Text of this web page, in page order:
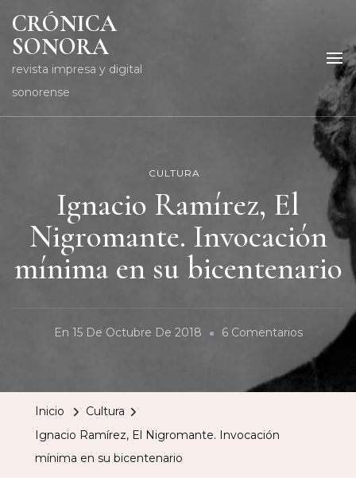
CRÓNICA
SONORA
revista impresa y digital
sonorense
CULTURA
Ignacio Ramírez, El
Nigromante. Invocación
mínima en su bicentenario
En 15 De Octubre De 2018 6 ComentariosEn
Ignacio
Inicio
Cultura
Ignacio Ramírez, El Nigromante. Invocación
mínima en su bicentenario